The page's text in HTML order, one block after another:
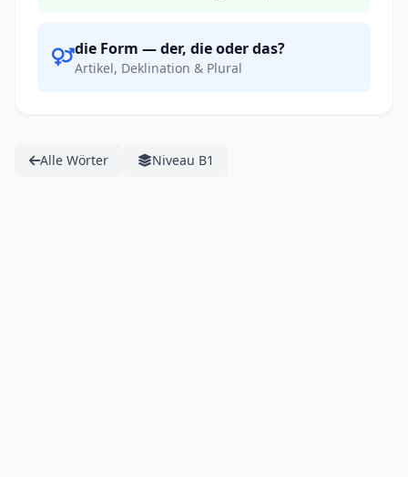
die Form — der, die oder das?
Artikel, Deklination & Plural
Alle Wörter Niveau B1